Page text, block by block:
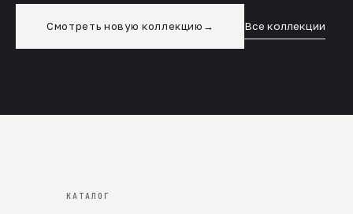
Смотреть новую коллекцию → Все коллекции
КАТАЛОГ